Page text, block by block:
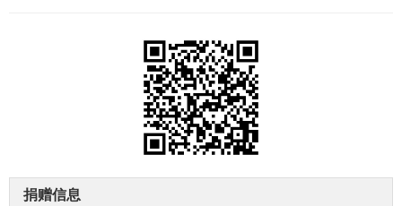
捐赠信息